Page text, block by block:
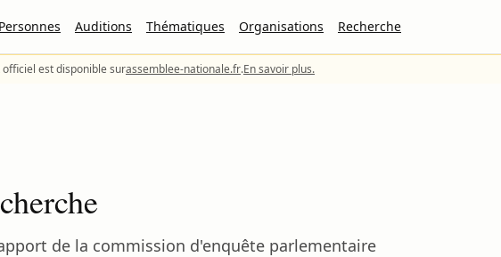
Personnes Auditions Thématiques Organisations Recherche
est disponible surassemblee-nationale.fr.En savoir plus.
de la commission d'enquête parlementaire